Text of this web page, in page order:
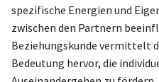
spezifische Energien und
zwischen den Partnern
Beziehungskunde vermittelt
Bedeutung hervor, die